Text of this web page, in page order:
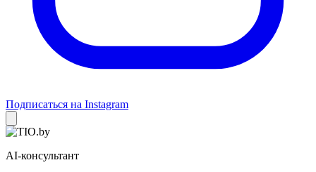
Подписаться на Instagram
AI-консультант